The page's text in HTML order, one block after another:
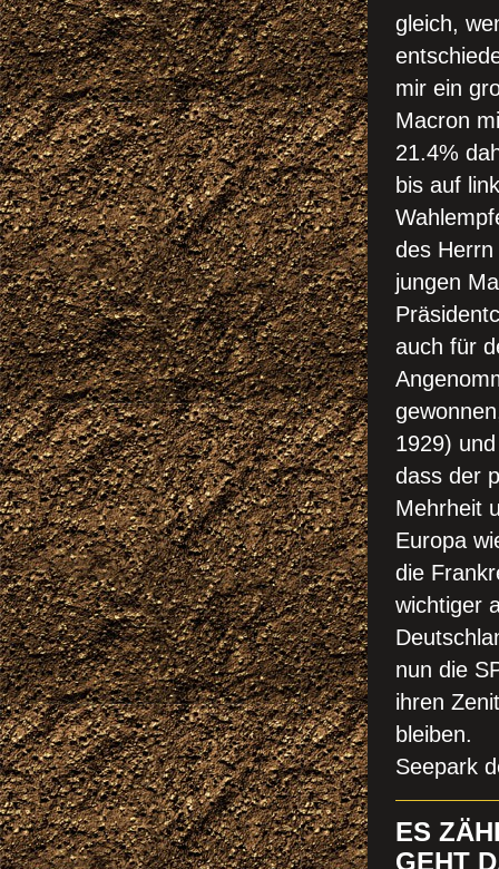
gleich,
mir ein
Macron
21.4%
bis auf
des
jungen
auch für
1929)
dass der
Mehrheit
Europa
die
wichtiger
nun die
ihren
bleiben.
Seepark
ES
GEHT